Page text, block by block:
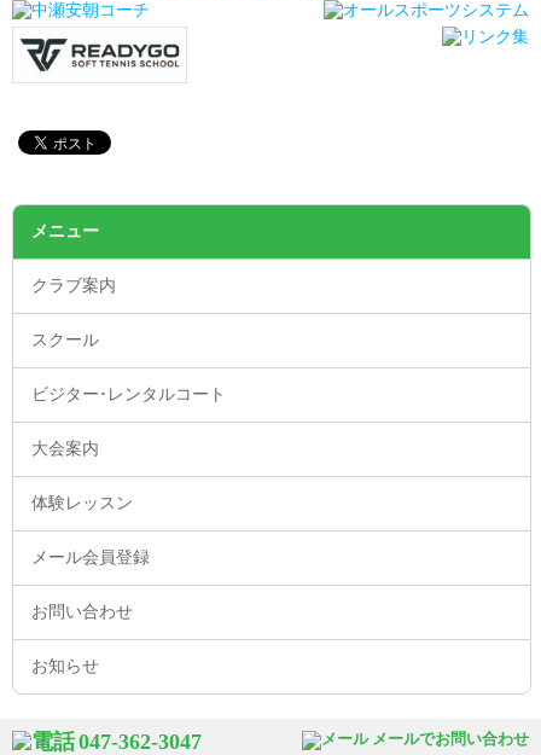
メニュー
クラブ案内
スクール
ビジター･レンタルコート
大会案内
体験レッスン
メール会員登録
お問い合わせ
お知らせ
047-362-3047 メールでお問い合わせ